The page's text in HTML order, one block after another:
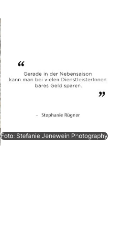
Foto: Stefanie Jenewein Photography